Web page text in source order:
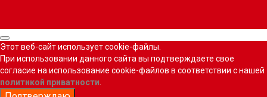
Этот веб-сайт использует cookie-файлы.
При использовании данного сайта вы подтверждаете свое
согласие на использование cookie-файлов в соответствии с нашей
политикой приватности.